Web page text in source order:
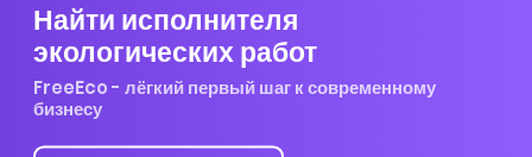
Найти исполнителя
экологических работ
FreeEco - лёгкий первый шаг к современному
бизнесу